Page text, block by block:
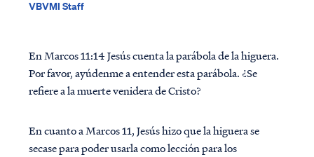
VBVMI Staff
En Marcos 11:14 Jesús cuenta la parábola de la higuera.
Por favor, ayúdenme a entender esta parábola. ¿Se
refiere a la muerte venidera de Cristo?
En cuanto a Marcos 11, Jesús hizo que la higuera se
secase para poder usarla como lección para los